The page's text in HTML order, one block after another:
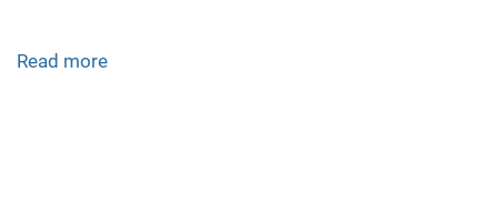
Read more